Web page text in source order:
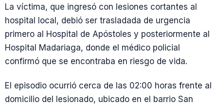
La víctima, que ingresó con lesiones cortantes al
hospital local, debió ser trasladada de urgencia
primero al Hospital de Apóstoles y posteriormente al
Hospital Madariaga, donde el médico policial
confirmó que se encontraba en riesgo de vida.
El episodio ocurrió cerca de las 02:00 horas frente al
domicilio del lesionado, ubicado en el barrio San